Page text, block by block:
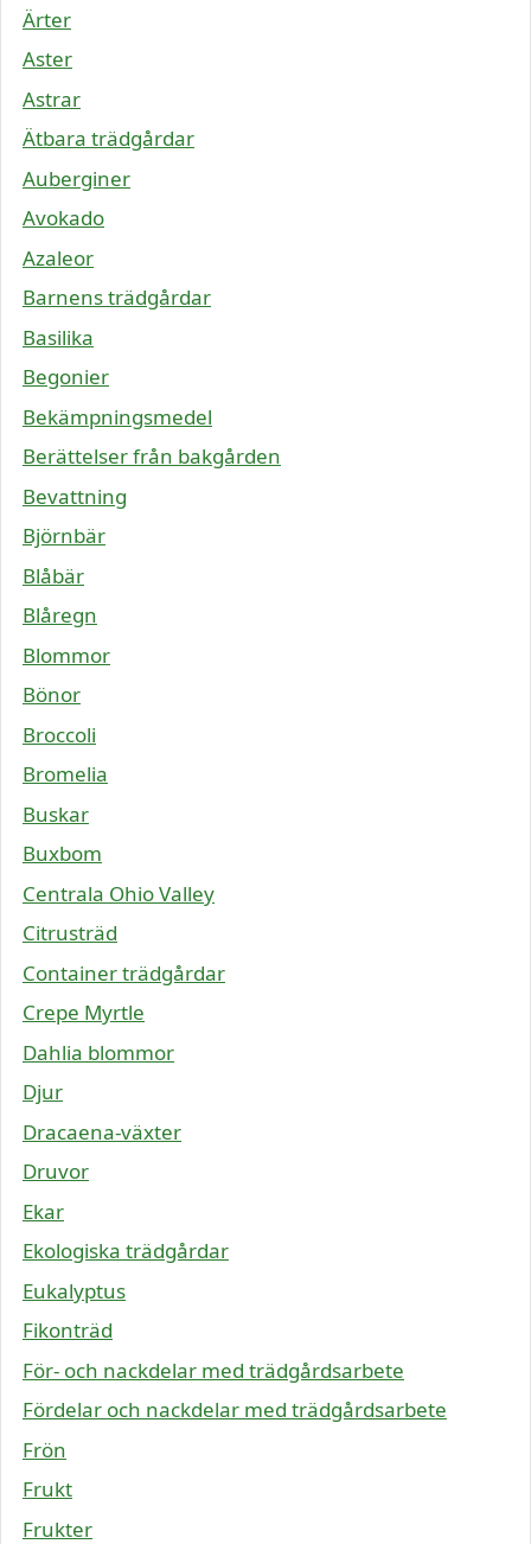
Ärter
Aster
Astrar
Ätbara trädgårdar
Auberginer
Avokado
Azaleor
Barnens trädgårdar
Basilika
Begonier
Bekämpningsmedel
Berättelser från bakgården
Bevattning
Björnbär
Blåbär
Blåregn
Blommor
Bönor
Broccoli
Bromelia
Buskar
Buxbom
Centrala Ohio Valley
Citrusträd
Container trädgårdar
Crepe Myrtle
Dahlia blommor
Djur
Dracaena-växter
Druvor
Ekar
Ekologiska trädgårdar
Eukalyptus
Fikonträd
För- och nackdelar med trädgårdsarbete
Fördelar och nackdelar med trädgårdsarbete
Frön
Frukt
Frukter